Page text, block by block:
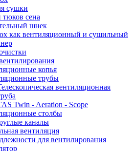
сушки
сена
шнек
как вентиляционный и сушильный
копья
трубы
вентиляционная
Twin - Aeration - Scope
столбы
каналы
вентиляция
для вентилирования